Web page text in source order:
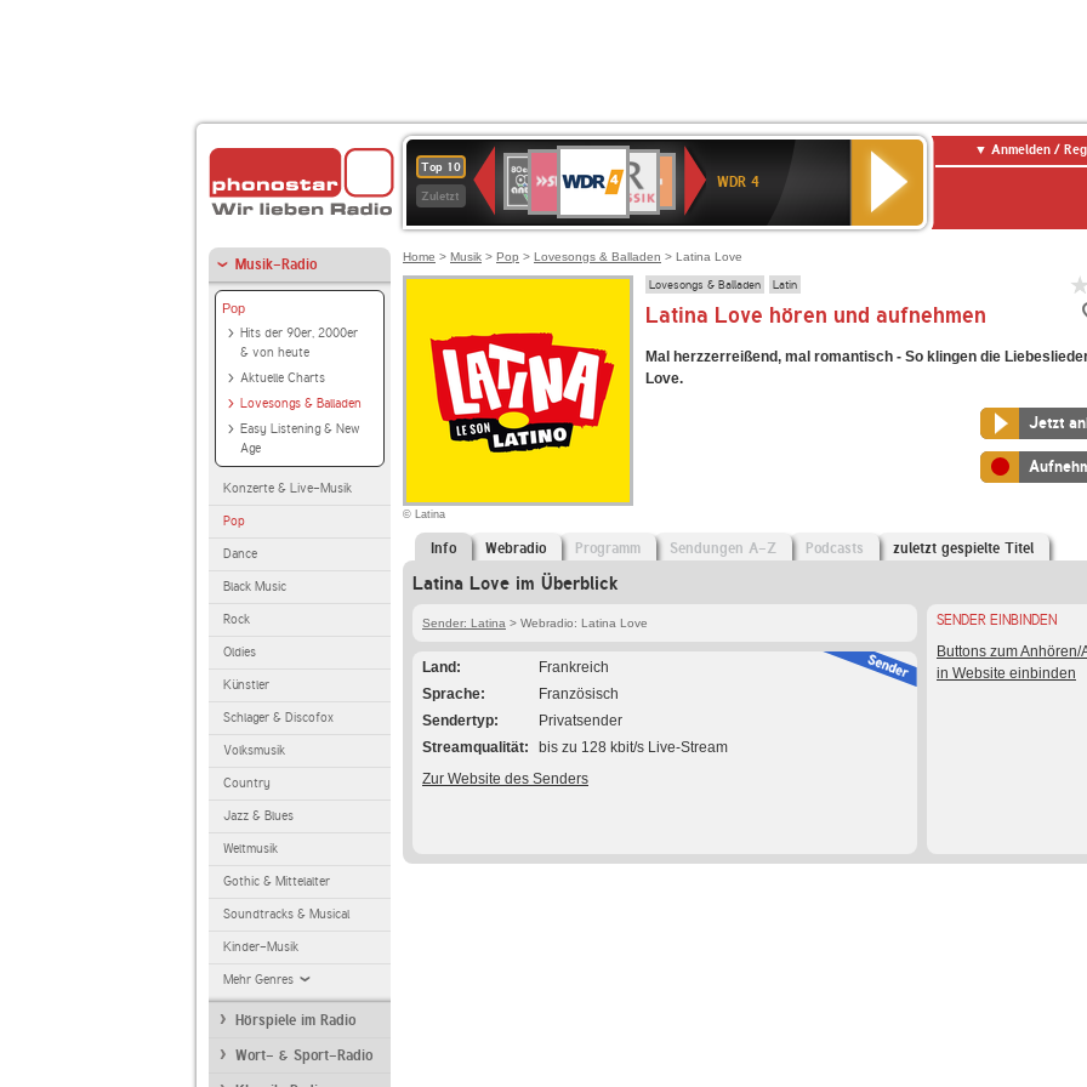
Top 10
Zuletzt
Deutschlandfunk
80er
90er
OLDIE
ANTENNE
4
KLASSIK
Deutschlandfunk
Kultur
Kultur
2
WDR 4
Anmelden /
Musik-Radio
Pop
Hits der 90er, 2000er
& von heute
Aktuelle Charts
Lovesongs & Balladen
Easy Listening & New
Age
Konzerte & Live-Musik
Pop
Dance
Black Music
Rock
Oldies
Künstler
Schlager & Discofox
Volksmusik
Country
Jazz & Blues
Weltmusik
Gothic & Mittelalter
Soundtracks & Musical
Kinder-Musik
Mehr Genres
Hörspiele im Radio
Wort- & Sport-Radio
Home > Musik > Pop > Lovesongs & Balladen > Latina Love
© Latina
Lovesongs & Balladen Latin
Latina Love hören und aufnehmen
Mal herzzerreißend, mal romantisch - So klingen die
Love.
Jetzt
Info Webradio Programm Sendungen A-Z Podcasts zuletzt gespielte Titel
Latina Love im Überblick
Sender: Latina > Webradio: Latina Love
Land
Frankreich
Sprache
Französisch
Sendertyp
Privatsender
Streamqualität
bis zu 128 kbit/s Live-Stream
Zur Website des Senders
SENDER EINBINDEN
Buttons zum Anhören/
in Website einbinden